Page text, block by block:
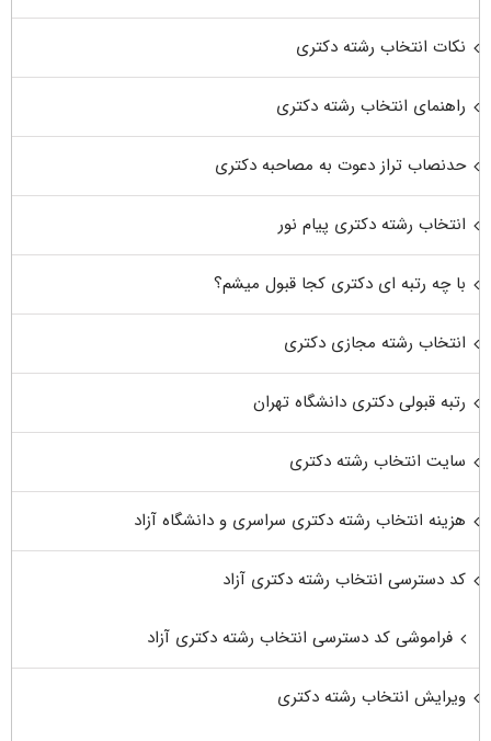
نکات انتخاب رشته دکتری
راهنمای انتخاب رشته دکتری
حدنصاب تراز دعوت به مصاحبه دکتری
انتخاب رشته دکتری پیام نور
با چه رتبه ای دکتری کجا قبول میشم؟
انتخاب رشته مجازی دکتری
رتبه قبولی دکتری دانشگاه تهران
سایت انتخاب رشته دکتری
هزینه انتخاب رشته دکتری سراسری و دانشگاه آزاد
کد دسترسی انتخاب رشته دکتری آزاد
فراموشی کد دسترسی انتخاب رشته دکتری آزاد
ویرایش انتخاب رشته دکتری